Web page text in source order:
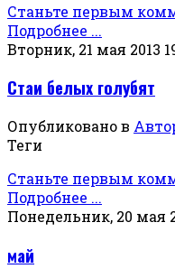
Станьте первым
Подробнее ...
Вторник, 21 мая 2013
Стаи белых голубят
Опубликовано в
Теги
Станьте первым
Подробнее ...
Понедельник, 20 мая
май